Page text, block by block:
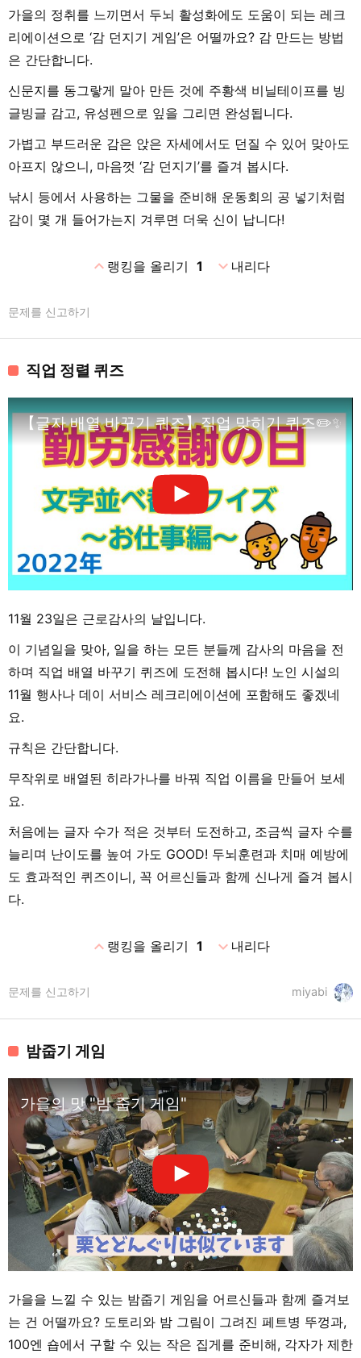
가을의 정취를 느끼면서 두뇌 활성화에도 도움이 되는 레크
리에이션으로 ‘감 던지기 게임’은 어떨까요? 감 만드는 방법
은 간단합니다.
신문지를 동그랗게 말아 만든 것에 주황색 비닐테이프를 빙
글빙글 감고, 유성펜으로 잎을 그리면 완성됩니다.
가볍고 부드러운 감은 앉은 자세에서도 던질 수 있어 맞아도
아프지 않으니, 마음껏 ‘감 던지기’를 즐겨 봅시다.
낚시 등에서 사용하는 그물을 준비해 운동회의 공 넣기처럼
감이 몇 개 들어가는지 겨루면 더욱 신이 납니다!
expand_less랭킹을 올리기 1 expand_more내리다
문제를 신고하기
직업 정렬 퀴즈
【글자 배열 바꾸기 퀴즈】직업 맞히기 퀴즈✏️✨
11월 23일은 근로감사의 날입니다.
이 기념일을 맞아, 일을 하는 모든 분들께 감사의 마음을 전
하며 직업 배열 바꾸기 퀴즈에 도전해 봅시다! 노인 시설의
11월 행사나 데이 서비스 레크리에이션에 포함해도 좋겠네
요.
규칙은 간단합니다.
무작위로 배열된 히라가나를 바꿔 직업 이름을 만들어 보세
요.
처음에는 글자 수가 적은 것부터 도전하고, 조금씩 글자 수를
늘리며 난이도를 높여 가도 GOOD! 두뇌훈련과 치매 예방에
도 효과적인 퀴즈이니, 꼭 어르신들과 함께 신나게 즐겨 봅시
다.
expand_less랭킹을 올리기 1 expand_more내리다
miyabi
문제를 신고하기
밤줍기 게임
가을의 맛 "밤 줍기 게임"
가을을 느낄 수 있는 밤줍기 게임을 어르신들과 함께 즐겨보
는 건 어떨까요? 도토리와 밤 그림이 그려진 페트병 뚜껑과,
100엔 숍에서 구할 수 있는 작은 집게를 준비해, 각자가 제한